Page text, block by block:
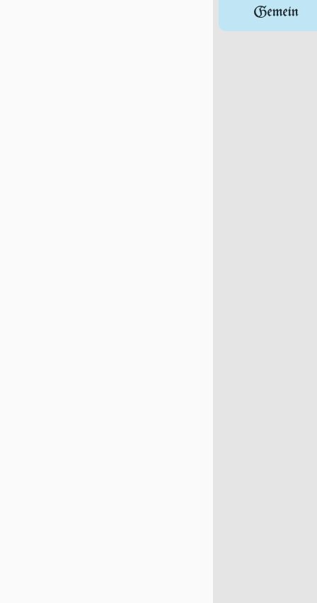
Gemein